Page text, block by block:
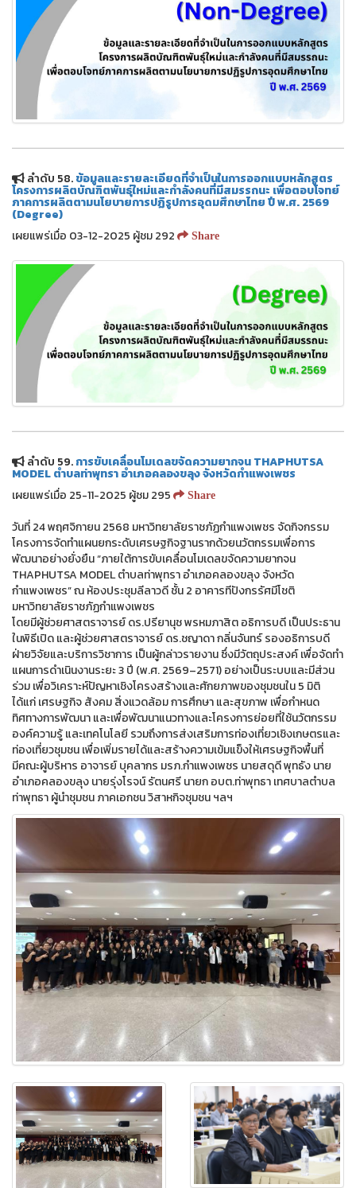
ลำดับ 58.ข้อมูลและรายละเอียดที่จำเป็นในการออกแบบหลักสูตร
โครงการผลิตบัณฑิตพันธุ์ใหม่และกำลังคนที่มีสมรรถนะ เพื่อตอบโจทย์
ภาคการผลิตตามนโยบายการปฏิรูปการอุดมศึกษาไทย ปี พ.ศ. 2569
(Degree)
เผยแพร่เมื่อ 03-12-2025 ผู้ชม 292
Share
ลำดับ 59.การขับเคลื่อนโมเดลขจัดความยากจน THAPHUTSA
MODEL ตำบลท่าพุทรา อำเภอคลองขลุง จังหวัดกำแพงเพชร
เผยแพร่เมื่อ 25-11-2025 ผู้ชม 295
Share
วันที่ 24 พฤศจิกายน 2568 มหาวิทยาลัยราชภัฏกำแพงเพชร จัดกิจกรรม
โครงการจัดทำแผนยกระดับเศรษฐกิจฐานรากด้วยนวัตกรรมเพื่อการ
พัฒนาอย่างยั่งยืน “ภายใต้การขับเคลื่อนโมเดลขจัดความยากจน
THAPHUTSA MODEL ตำบลท่าพุทรา อำเภอคลองขลุง จังหวัด
กำแพงเพชร” ณ ห้องประชุมลีลาวดี ชั้น 2 อาคารทีปังกรรัศมีโชติ
มหาวิทยาลัยราชภัฏกำแพงเพชร
โดยมีผู้ช่วยศาสตราจารย์ ดร.ปรียานุช พรหมภาสิต อธิการบดี เป็นประธาน
ในพิธีเปิด และผู้ช่วยศาสตราจารย์ ดร.ชญาดา กลิ่นจันทร์ รองอธิการบดี
ฝ่ายวิจัยและบริการวิชาการ เป็นผู้กล่าวรายงาน ซึ่งมีวัตถุประสงค์ เพื่อจัดทำ
แผนการดำเนินงานระยะ 3 ปี (พ.ศ. 2569–2571) อย่างเป็นระบบและมีส่วน
ร่วม เพื่อวิเคราะห์ปัญหาเชิงโครงสร้างและศักยภาพของชุมชนใน 5 มิติ
ได้แก่ เศรษฐกิจ สังคม สิ่งแวดล้อม การศึกษา และสุขภาพ เพื่อกำหนด
ทิศทางการพัฒนา และเพื่อพัฒนาแนวทางและโครงการย่อยที่ใช้นวัตกรรม
องค์ความรู้ และเทคโนโลยี รวมถึงการส่งเสริมการท่องเที่ยวเชิงเกษตรและ
ท่องเที่ยวชุมชน เพื่อเพิ่มรายได้และสร้างความเข้มแข็งให้เศรษฐกิจพื้นที่
มีคณะผู้บริหาร อาจารย์ บุคลากร มรภ.กำแพงเพชร นายสดุดี พุทธัง นาย
อำเภอคลองขลุง นายรุ่งโรจน์ รัตนศรี นายก อบต.ท่าพุทธา เทศบาลตำบล
ท่าพุทธา ผู้นำชุมชน ภาคเอกชน วิสาหกิจชุมชน ฯลฯ